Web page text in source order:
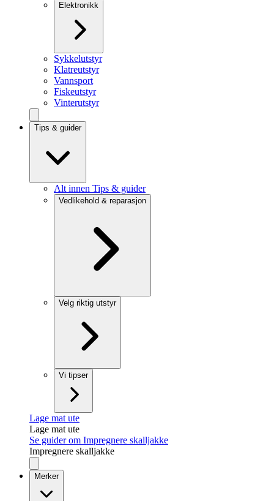
Elektronikk
Sykkelutstyr
Klatreutstyr
Vannsport
Fiskeutstyr
Vinterutstyr
Tips & guider
Alt innen Tips & guider
Vedlikehold & reparasjon
Velg riktig utstyr
Vi tipser
Lage mat ute
Lage mat ute
Se guider om Impregnere skalljakke
Impregnere skalljakke
Merker